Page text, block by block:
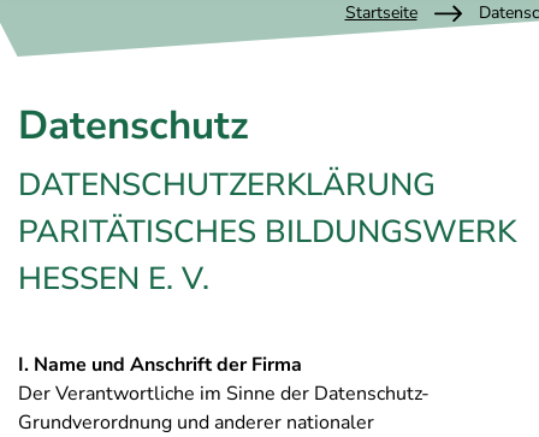
Startseite
Datenschutz
DATENSCHUTZERKLÄRUNG
PARITÄTISCHES BILDUNGSWERK
HESSEN E. V.
I. Name und Anschrift der Firma
Der Verantwortliche im Sinne der Datenschutz-
Grundverordnung und anderer nationaler